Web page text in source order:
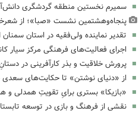
سمیرم نخستین منطقه گردشگری
پنجاه‌وهشتمین نشست «صبا»؛ از
تقدیر نماینده ولی‌فقیه در استان
اجرای فعالیت‌های فرهنگی مرکز سیار
پرورش خلاقیت و بذر کارآفرینی در
از «دنیای نوشتن» تا حکایت‌های سعدی
«بازیکا» بستری برایِ تقویتِ همدلی و
نقشی از فرهنگ و بازی در توسعه